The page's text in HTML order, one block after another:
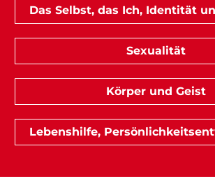
Das Selbst, das Ich, Identität
Sexualität
Körper und Geist
Lebenshilfe,